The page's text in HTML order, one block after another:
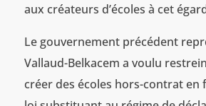
aux créateurs d’écoles à cet
Le gouvernement précédent
Vallaud-Belkacem a voulu
créer des écoles hors-contrat en